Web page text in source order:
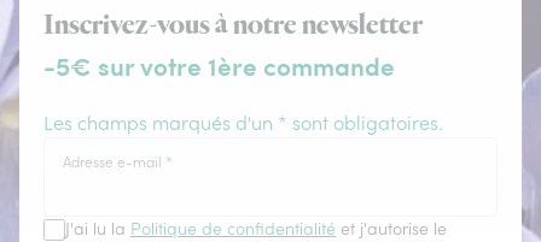
Inscrivez-vous à notre newsletter
-5€ sur votre 1ère commande
Les champs marqués d'un * sont obligatoires.
Adresse e-mail *
J'ai lu la Politique de confidentialité et j'autorise le